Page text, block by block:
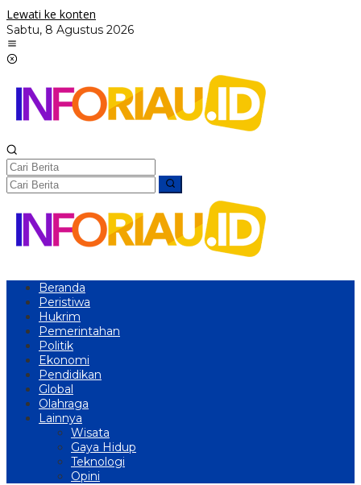
Lewati ke konten
Sabtu, 8 Agustus 2026
Beranda
Peristiwa
Hukrim
Pemerintahan
Politik
Ekonomi
Pendidikan
Global
Olahraga
Lainnya
Wisata
Gaya Hidup
Teknologi
Opini